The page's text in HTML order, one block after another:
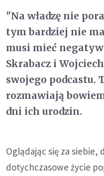
"Na władzę nie
tym bardziej nie
musi mieć
Skrabacz i
swojego podcastu.
rozmawiają
dni ich urodzin.
Oglądając się za siebie,
dotychczasowe życie